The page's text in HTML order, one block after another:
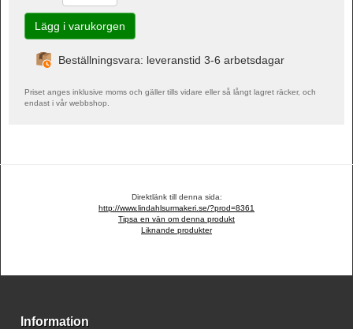
Beställningsvara: leveranstid 3-6 arbetsdagar
Priset anges inklusive moms och gäller tills vidare eller så långt lagret räcker, och
endast i vår webbshop.
Direktlänk till denna sida:
http://www.lindahlsurmakeri.se/?prod=8361
Tipsa en vän om denna produkt
Liknande produkter
Information